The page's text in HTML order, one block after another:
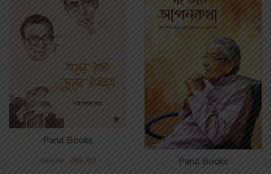
Parul Books
380.00 266.00 Parul Books